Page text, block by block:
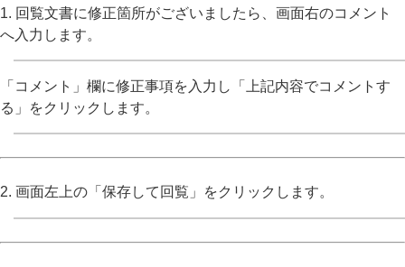
1. 回覧文書に修正箇所がございましたら、画面右のコメント
へ入力します。
「コメント」欄に修正事項を入力し「上記内容でコメントす
る」をクリックします。
2. 画面左上の「保存して回覧」をクリックします。